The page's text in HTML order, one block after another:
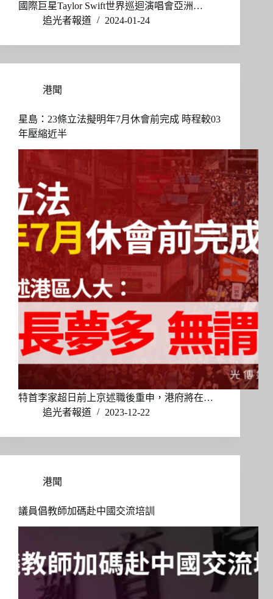
國際巨星Taylor Swift世界巡迴演唱會亞洲…
追光者報道
2024-01-24
港聞
星島：23條立法擬明年7月休會前完成 時程較03
年壓縮近半
特首李家超日前上京述職後重申，港府將在…
追光者報道
2023-12-22
港聞
議員倡教師加碼赴中國交流培訓